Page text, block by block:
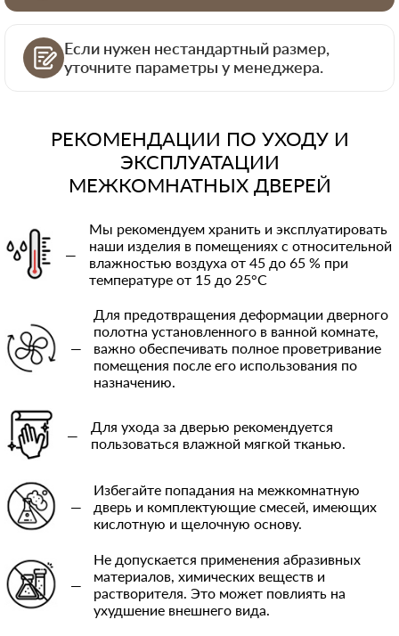
Если нужен нестандартный размер,
уточните параметры у менеджера.
РЕКОМЕНДАЦИИ ПО УХОДУ И
ЭКСПЛУАТАЦИИ
МЕЖКОМНАТНЫХ ДВЕРЕЙ
—
Мы рекомендуем хранить и эксплуатировать
наши изделия в помещениях с относительной
влажностью воздуха от 45 до 65 % при
температуре от 15 до 25°C
—
Для предотвращения деформации дверного
полотна установленного в ванной комнате,
важно обеспечивать полное проветривание
помещения после его использования по
назначению.
—
Для ухода за дверью рекомендуется
пользоваться влажной мягкой тканью.
—
Избегайте попадания на межкомнатную
дверь и комплектующие смесей, имеющих
кислотную и щелочную основу.
—
Не допускается применения абразивных
материалов, химических веществ и
растворителя. Это может повлиять на
ухудшение внешнего вида.